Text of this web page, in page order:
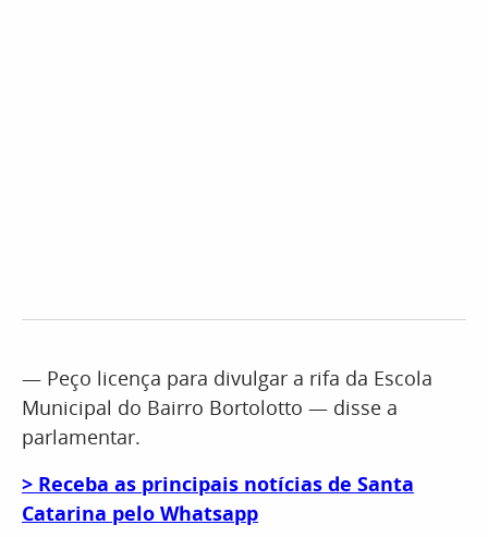
— Peço licença para divulgar a rifa da Escola
Municipal do Bairro Bortolotto — disse a
parlamentar.
> Receba as principais notícias de Santa
Catarina pelo Whatsapp